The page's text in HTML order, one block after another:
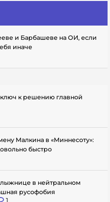
и Барбашеве на ОИ, если
иначе
к решению главной
Малкина в «Миннесоту»:
быстро
в нейтральном
русофобия